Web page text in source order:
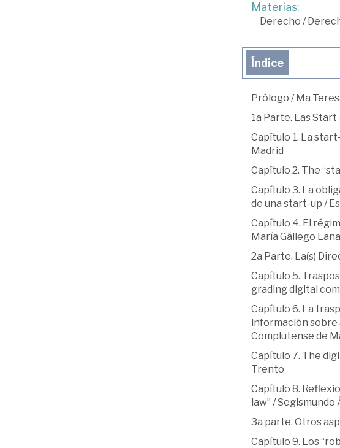
Materias:
Derecho /
Índice
Prólogo / Ma
1a Parte. Las
Capítulo 1. La
Madrid
Capítulo 2. The
Capítulo 3. La
de una start-up /
Capítulo 4. El
María Gállego
2a Parte. La(s)
Capítulo 5.
grading digital
Capítulo 6. La
información sobre
Complutense de
Capítulo 7. The
Trento
Capítulo 8.
law” /
3a parte. Otros
Capítulo 9. Los